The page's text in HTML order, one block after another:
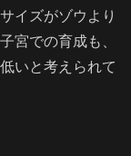
イズがゾウより
宮での育成も、
いと考えられて